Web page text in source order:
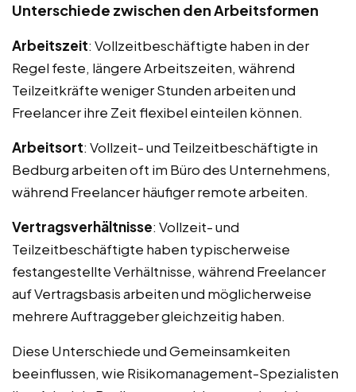
Unterschiede zwischen den Arbeitsformen
Arbeitszeit: Vollzeitbeschäftigte haben in der
Regel feste, längere Arbeitszeiten, während
Teilzeitkräfte weniger Stunden arbeiten und
Freelancer ihre Zeit flexibel einteilen können.
Arbeitsort: Vollzeit- und Teilzeitbeschäftigte in
Bedburg arbeiten oft im Büro des Unternehmens,
während Freelancer häufiger remote arbeiten.
Vertragsverhältnisse: Vollzeit- und
Teilzeitbeschäftigte haben typischerweise
festangestellte Verhältnisse, während Freelancer
auf Vertragsbasis arbeiten und möglicherweise
mehrere Auftraggeber gleichzeitig haben.
Diese Unterschiede und Gemeinsamkeiten
beeinflussen, wie Risikomanagement-Spezialisten